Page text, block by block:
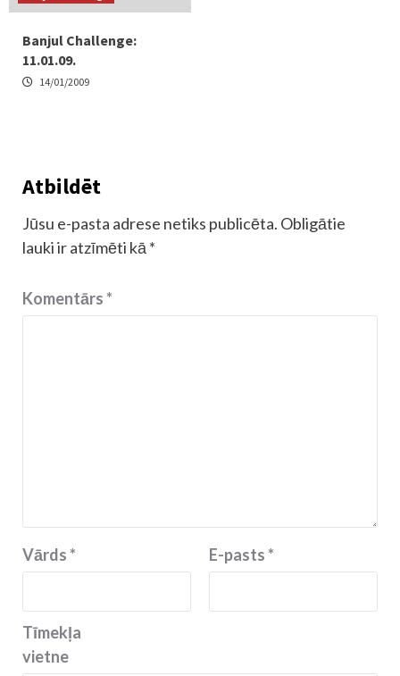
Banjul Challenge:
11.01.09.
14/01/2009
Atbildēt
Jūsu e-pasta adrese netiks publicēta. Obligātie
lauki ir atzīmēti kā *
Komentārs*
Vārds* E-pasts*
Tīmekļa
vietne